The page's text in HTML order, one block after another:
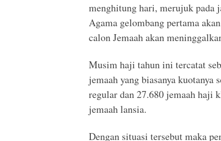
menghitung hari, merujuk
Agama gelombang pertama
calon Jemaah akan
Musim haji tahun ini tercatat
jemaah yang biasanya
regular dan 27.680 jemaah haji
jemaah lansia.
Dengan situasi tersebut maka